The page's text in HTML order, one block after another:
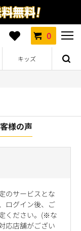
0
キッズ
様の声
のサービスとな
ログイン後、ご
ください。(※な
応店舗がござい